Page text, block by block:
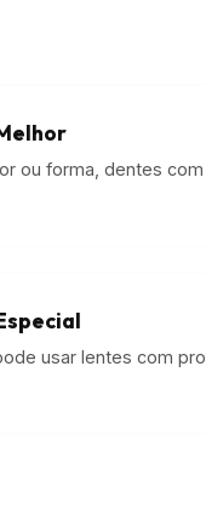
ou forma, dentes
usar lentes com